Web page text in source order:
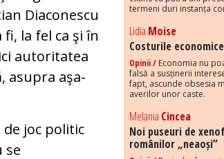
Diaconescu
la fel ca şi în
autoritatea
asupra aşa-
joc politic
se
termeni duri instanța
Lidia Moise
Costurile
Opinii / Economia nu
falsă a susținerii
fapt, ascunde obsesia
averilor unor caste.
Melania Cincea
Noi puseuri de
românilor „neaoși”